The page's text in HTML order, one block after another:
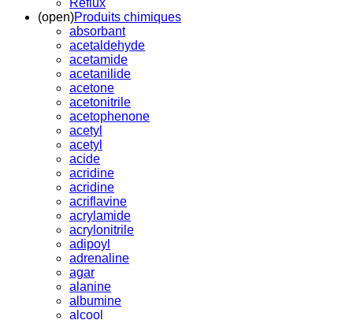
(open)Produits chimiques
absorbant
acetaldehyde
acetamide
acetanilide
acetone
acetonitrile
acetophenone
acetyl
acetyl
acide
acridine
acridine
acriflavine
acrylamide
acrylonitrile
adipoyl
adrenaline
agar
alanine
albumine
alcool